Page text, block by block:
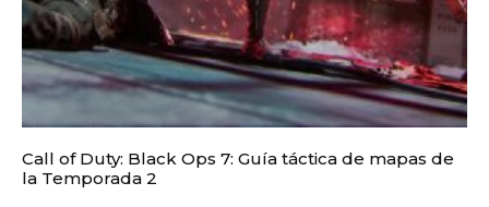
Call of Duty: Black Ops 7: Guía táctica de mapas de
la Temporada 2